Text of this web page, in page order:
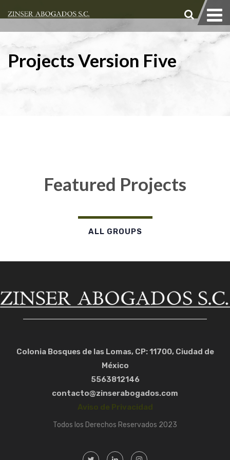
Projects Version Five
Featured Projects
ALL GROUPS
Colonia Bosques de las Lomas, CP: 11700, Ciudad de
México
5563812146
contacto@zinserabogados.com
Aviso de Privacidad
Todos los Derechos Reservados 2023